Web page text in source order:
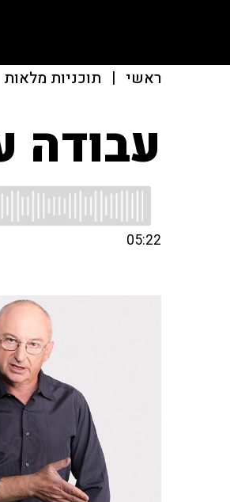
ראשי | תוכניות מלאות
עבודה
05:22